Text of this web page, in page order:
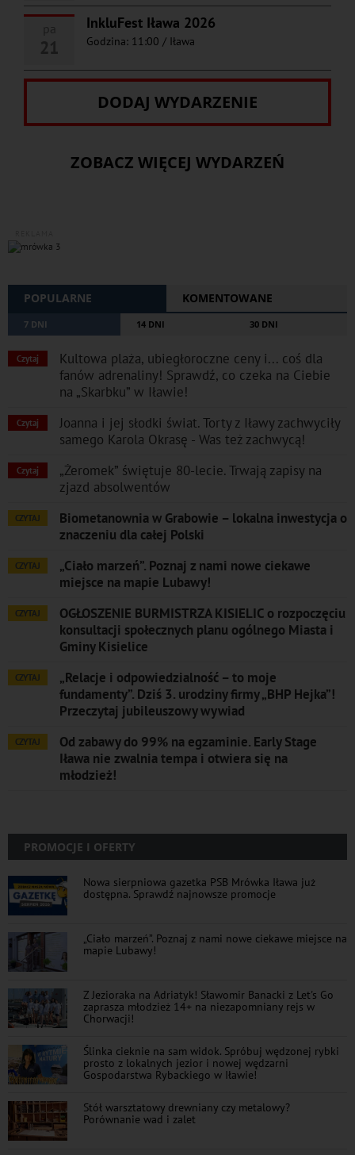
InkluFest Iława 2026
Godzina: 11:00 / Iława
DODAJ WYDARZENIE
ZOBACZ WIĘCEJ WYDARZEŃ
POPULARNE KOMENTOWANE
7 DNI 14 DNI 30 DNI
Czytaj
Kultowa plaża, ubiegłoroczne ceny i... coś dla
fanów adrenaliny! Sprawdź, co czeka na Ciebie
na „Skarbku” w Iławie!
Czytaj
Joanna i jej słodki świat. Torty z Iławy zachwyciły
samego Karola Okrasę - Was też zachwycą!
Czytaj
„Żeromek” świętuje 80-lecie. Trwają zapisy na
zjazd absolwentów
CZYTAJ
Biometanownia w Grabowie – lokalna inwestycja o
znaczeniu dla całej Polski
CZYTAJ
„Ciało marzeń”. Poznaj z nami nowe ciekawe
miejsce na mapie Lubawy!
CZYTAJ
OGŁOSZENIE BURMISTRZA KISIELIC o rozpoczęciu
konsultacji społecznych planu ogólnego Miasta i
Gminy Kisielice
CZYTAJ
„Relacje i odpowiedzialność – to moje
fundamenty”. Dziś 3. urodziny firmy „BHP Hejka”!
Przeczytaj jubileuszowy wywiad
CZYTAJ
Od zabawy do 99% na egzaminie. Early Stage
Iława nie zwalnia tempa i otwiera się na
młodzież!
PROMOCJE I OFERTY
Nowa sierpniowa gazetka PSB Mrówka Iława już
dostępna. Sprawdź najnowsze promocje
„Ciało marzeń”. Poznaj z nami nowe ciekawe miejsce na
mapie Lubawy!
Z Jezioraka na Adriatyk! Sławomir Banacki z Let's Go
zaprasza młodzież 14+ na niezapomniany rejs w
Chorwacji!
Ślinka cieknie na sam widok. Spróbuj wędzonej rybki
prosto z lokalnych jezior i nowej wędzarni
Gospodarstwa Rybackiego w Iławie!
Stół warsztatowy drewniany czy metalowy?
Porównanie wad i zalet